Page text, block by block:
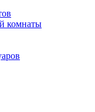
комнаты